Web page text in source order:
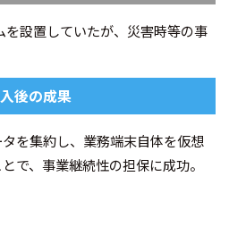
設置していたが、災害時等の事
後の成果
を集約し、業務端末自体を仮想
で、事業継続性の担保に成功。